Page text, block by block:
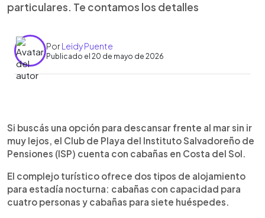
particulares. Te contamos los detalles
PorLeidy Puente
Publicado el 20 de mayo de 2026
► Escuchar artículo
El Club de Playa del Instituto Salvadoreño de
Pensiones (ISP), ubicado en Costa del Sol, publicó
las tarifas actualizadas al 20 de mayo de 2026
cabañas para cuatro personas cuestan $60 para
pensionados, afiliados y empleados, y $100 para
particulares. Las de siete personas tienen un
Si buscás una opción para descansar frente al mar sin ir
muy lejos, el Club de Playa del Instituto Salvadoreño de
Pensiones (ISP) cuenta con cabañas en Costa del Sol.
El complejo turístico ofrece dos tipos de alojamiento
para estadía nocturna: cabañas con capacidad para
cuatro personas y cabañas para siete huéspedes.